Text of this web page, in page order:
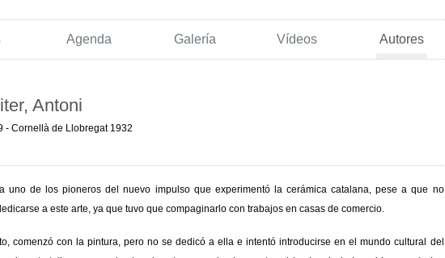
Agenda Galería Vídeos Autores
Antoni
- Cornellà de Llobregat 1932
uno de los pioneros del nuevo impulso que experimentó la cerámica catalana, pese a que no
a este arte, ya que tuvo que compaginarlo con trabajos en casas de comercio.
comenzó con la pintura, pero no se dedicó a ella e intentó introducirse en el mundo cultural del